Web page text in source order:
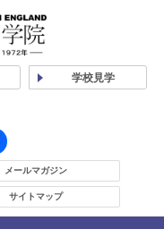
学校見学
メールマガジン
サイトマップ